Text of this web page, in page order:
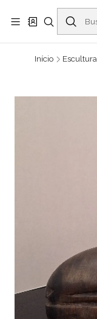
Buscantiguidades -
Castelo -
Início